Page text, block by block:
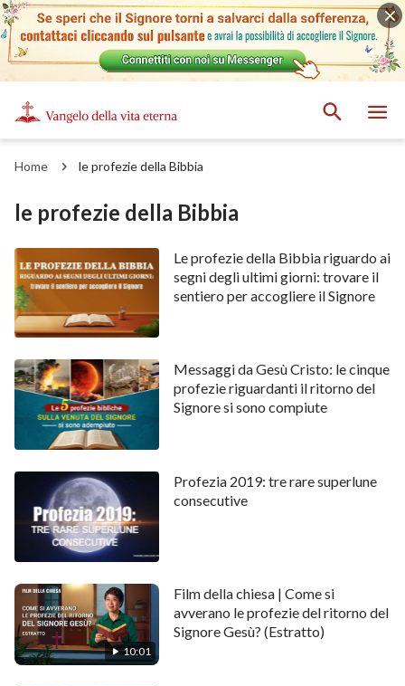
Home le profezie della Bibbia
le profezie della Bibbia
Le profezie della Bibbia riguardo ai
segni degli ultimi giorni: trovare il
sentiero per accogliere il Signore
Messaggi da Gesù Cristo: le cinque
profezie riguardanti il ritorno del
Signore si sono compiute
Profezia 2019: tre rare superlune
consecutive
10:01
Film della chiesa | Come si
avverano le profezie del ritorno del
Signore Gesù? (Estratto)